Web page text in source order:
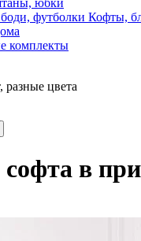
юбки
Кофты,
комплекты
разные цвета
в